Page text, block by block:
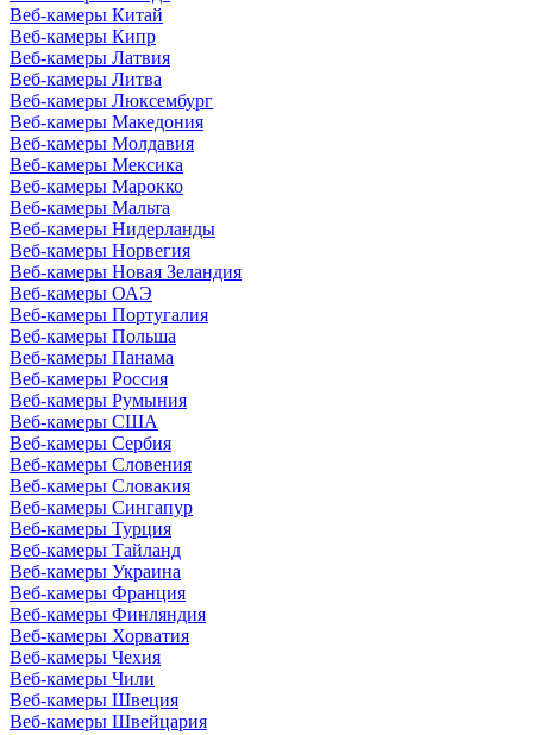
Веб-камеры Китай
Веб-камеры Кипр
Веб-камеры Латвия
Веб-камеры Литва
Веб-камеры Люксембург
Веб-камеры Македония
Веб-камеры Молдавия
Веб-камеры Мексика
Веб-камеры Марокко
Веб-камеры Мальта
Веб-камеры Нидерланды
Веб-камеры Норвегия
Веб-камеры Новая Зеландия
Веб-камеры ОАЭ
Веб-камеры Португалия
Веб-камеры Польша
Веб-камеры Панама
Веб-камеры Россия
Веб-камеры Румыния
Веб-камеры США
Веб-камеры Сербия
Веб-камеры Словения
Веб-камеры Словакия
Веб-камеры Сингапур
Веб-камеры Турция
Веб-камеры Тайланд
Веб-камеры Украина
Веб-камеры Франция
Веб-камеры Финляндия
Веб-камеры Хорватия
Веб-камеры Чехия
Веб-камеры Чили
Веб-камеры Швеция
Веб-камеры Швейцария